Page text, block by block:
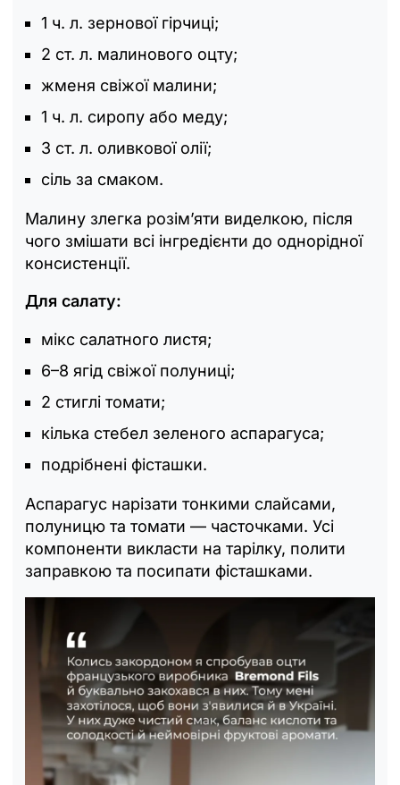
1 ч. л. зернової гірчиці;
2 ст. л. малинового оцту;
жменя свіжої малини;
1 ч. л. сиропу або меду;
3 ст. л. оливкової олії;
сіль за смаком.
Малину злегка розім’яти виделкою, після
чого змішати всі інгредієнти до однорідної
консистенції.
Для салату:
мікс салатного листя;
6–8 ягід свіжої полуниці;
2 стиглі томати;
кілька стебел зеленого аспарагуса;
подрібнені фісташки.
Аспарагус нарізати тонкими слайсами,
полуницю та томати — часточками. Усі
компоненти викласти на тарілку, полити
заправкою та посипати фісташками.